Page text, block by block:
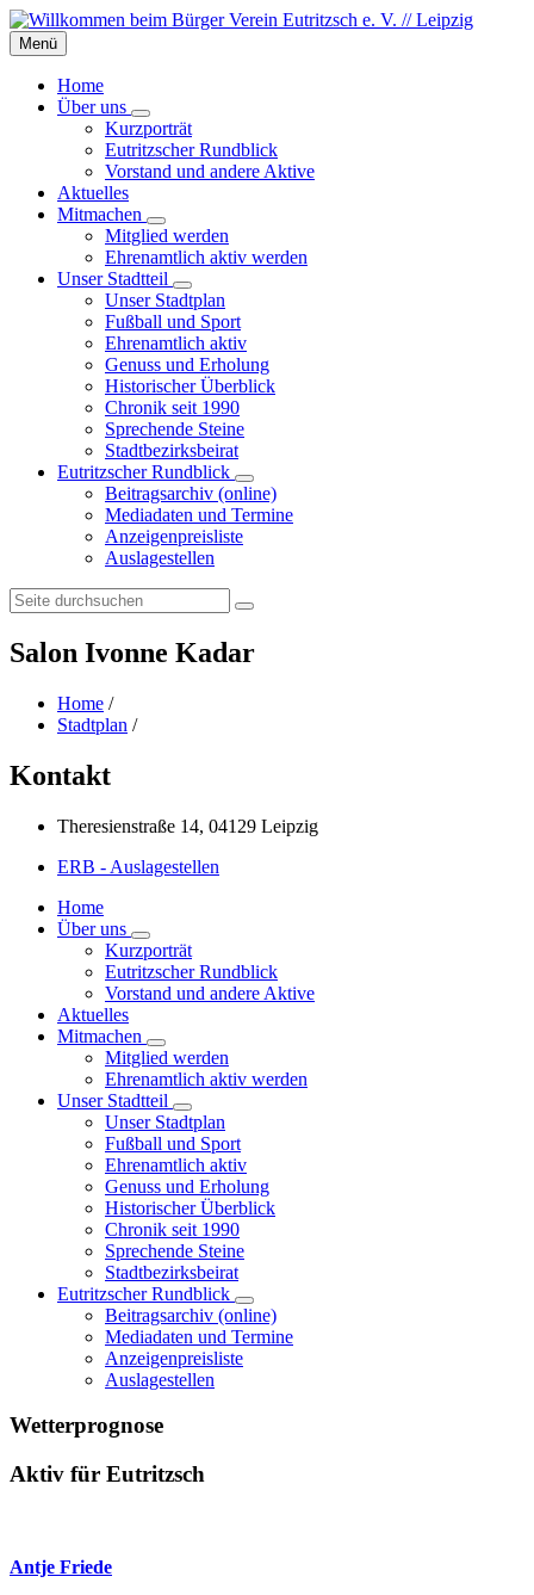
Skip
to
content
Skip
to
left
sidebar
Skip
to
footer
Menü
Home
Über uns
Kurzporträt
Eutritzscher Rundblick
Vorstand und andere Aktive
Aktuelles
Mitmachen
Mitglied werden
Ehrenamtlich aktiv werden
Unser Stadtteil
Unser Stadtplan
Fußball und Sport
Ehrenamtlich aktiv
Genuss und Erholung
Historischer Überblick
Chronik seit 1990
Sprechende Steine
Stadtbezirksbeirat
Eutritzscher Rundblick
Beitragsarchiv (online)
Mediadaten und Termine
Anzeigenpreisliste
Auslagestellen
Search:
Salon Ivonne Kadar
Home /
Stadtplan /
Kontakt
Theresienstraße 14, 04129 Leipzig
ERB - Auslagestellen
Home
Über uns
Kurzporträt
Eutritzscher Rundblick
Vorstand und andere Aktive
Aktuelles
Mitmachen
Mitglied werden
Ehrenamtlich aktiv werden
Unser Stadtteil
Unser Stadtplan
Fußball und Sport
Ehrenamtlich aktiv
Genuss und Erholung
Historischer Überblick
Chronik seit 1990
Sprechende Steine
Stadtbezirksbeirat
Eutritzscher Rundblick
Beitragsarchiv (online)
Mediadaten und Termine
Anzeigenpreisliste
Auslagestellen
Wetterprognose
Aktiv für Eutritzsch
Antje Friede